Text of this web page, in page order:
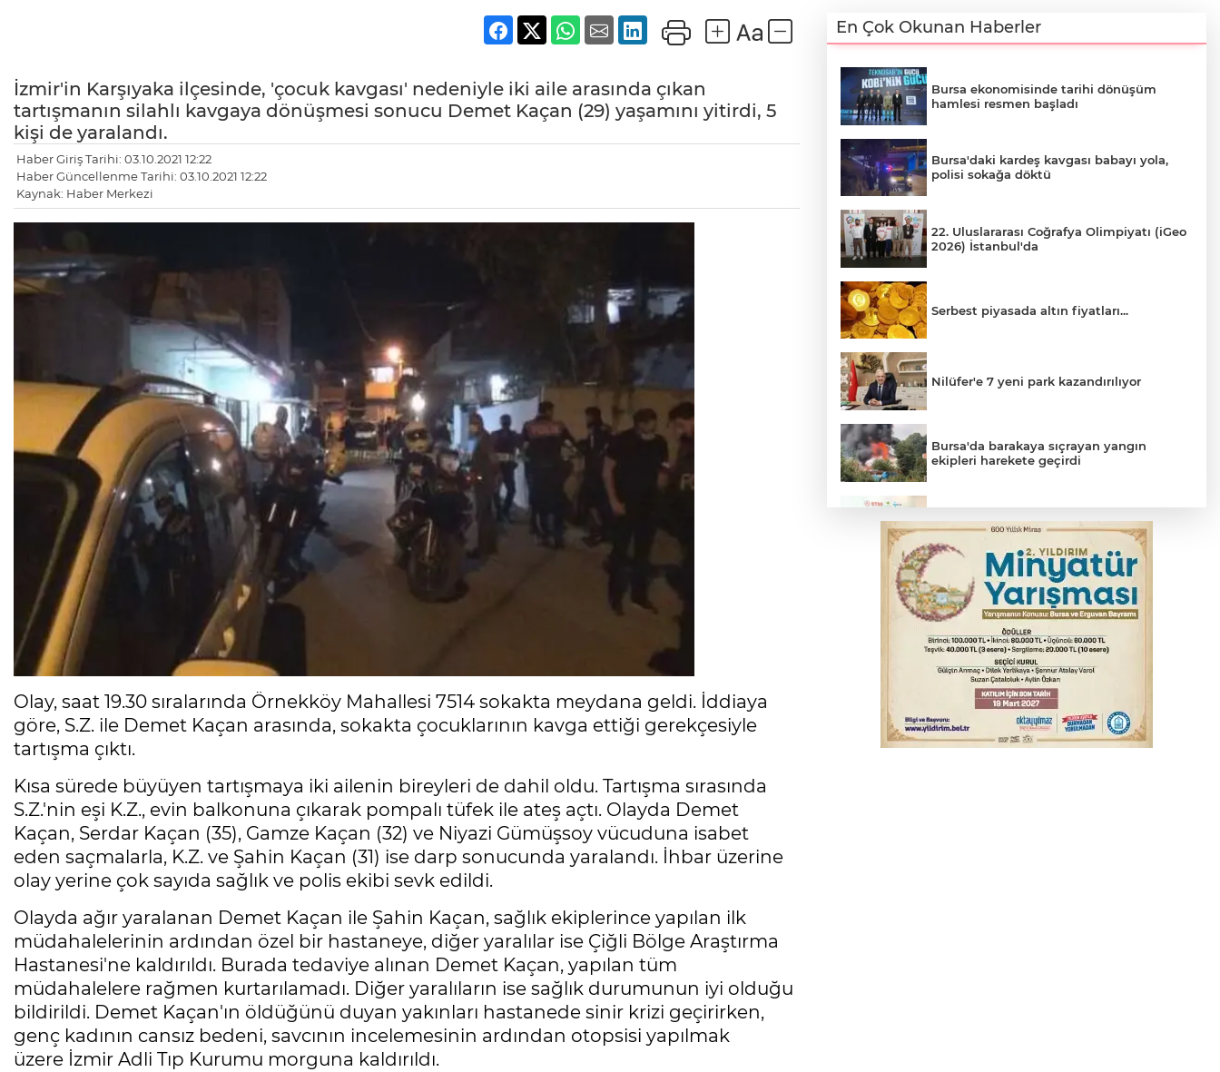
İzmir'in Karşıyaka ilçesinde, 'çocuk kavgası' nedeniyle iki aile arasında çıkan
tartışmanın silahlı kavgaya dönüşmesi sonucu Demet Kaçan (29) yaşamını yitirdi, 5
kişi de yaralandı.
Haber Giriş Tarihi: 03.10.2021 12:22
Haber Güncellenme Tarihi: 03.10.2021 12:22
Kaynak: Haber Merkezi
Olay, saat 19.30 sıralarında Örnekköy Mahallesi 7514 sokakta meydana geldi. İddiaya
göre, S.Z. ile Demet Kaçan arasında, sokakta çocuklarının kavga ettiği gerekçesiyle
tartışma çıktı.
Kısa sürede büyüyen tartışmaya iki ailenin bireyleri de dahil oldu. Tartışma sırasında
S.Z.'nin eşi K.Z., evin balkonuna çıkarak pompalı tüfek ile ateş açtı. Olayda Demet
Kaçan, Serdar Kaçan (35), Gamze Kaçan (32) ve Niyazi Gümüşsoy vücuduna isabet
eden saçmalarla, K.Z. ve Şahin Kaçan (31) ise darp sonucunda yaralandı. İhbar üzerine
olay yerine çok sayıda sağlık ve polis ekibi sevk edildi.
Olayda ağır yaralanan Demet Kaçan ile Şahin Kaçan, sağlık ekiplerince yapılan ilk
müdahalelerinin ardından özel bir hastaneye, diğer yaralılar ise Çiğli Bölge Araştırma
Hastanesi'ne kaldırıldı. Burada tedaviye alınan Demet Kaçan, yapılan tüm
müdahalelere rağmen kurtarılamadı. Diğer yaralıların ise sağlık durumunun iyi olduğu
bildirildi. Demet Kaçan'ın öldüğünü duyan yakınları hastanede sinir krizi geçirirken,
genç kadının cansız bedeni, savcının incelemesinin ardından otopsisi yapılmak
üzere İzmir Adli Tıp Kurumu morguna kaldırıldı.
En Çok Okunan Haberler
Bursa ekonomisinde tarihi dönüşüm
hamlesi resmen başladı
Bursa'daki kardeş kavgası babayı yola,
polisi sokağa döktü
22. Uluslararası Coğrafya Olimpiyatı (iGeo
2026) İstanbul'da
Serbest piyasada altın fiyatları...
Nilüfer'e 7 yeni park kazandırılıyor
Bursa'da barakaya sıçrayan yangın
ekipleri harekete geçirdi
Osmangazi’de iş arayanlara destek
TOFAŞ Basketbol'da sağlık kontrolleri
başladı
Yargıtay’dan primle çalışanlara müjde
Bursa’da bugün hava nasıl olacak?